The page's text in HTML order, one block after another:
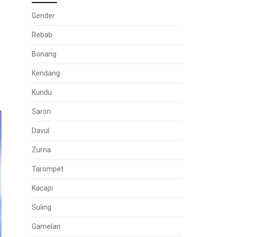
Gender
Rebab
Bonang
Kendang
Kundu
Saron
Davul
Zurna
Tarompet
Kacapi
Suling
Gamelan